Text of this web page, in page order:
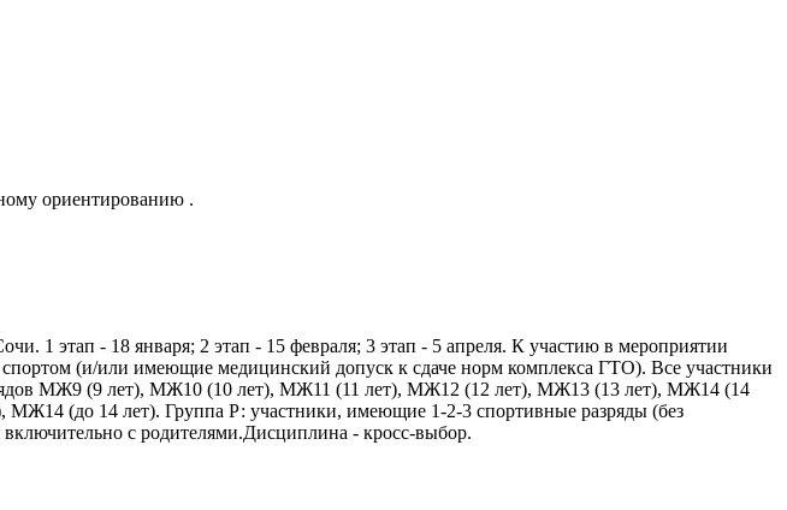
ориентированию .
1 этап - 18 января; 2 этап - 15 февраля; 3 этап - 5 апреля. К участию в мероприятии
(и/или имеющие медицинский допуск к сдаче норм комплекса ГТО). Все участники
МЖ9 (9 лет), МЖ10 (10 лет), МЖ11 (11 лет), МЖ12 (12 лет), МЖ13 (13 лет), МЖ14 (14
(до 14 лет). Группа Р: участники, имеющие 1-2-3 спортивные разряды (без
с родителями. ​Дисциплина - кросс-выбор.